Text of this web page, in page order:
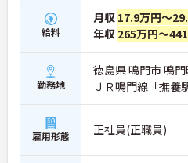
■ 安定収入を目指せる待遇
各種手当や賞与実績があります
・賞与計4.00ヶ月の過去実績
・夜勤手当支給
・皆勤手当あり
→ 安定した収入形成を目指せる環
給料
月収 17.9万円～
年収 265万円～
勤務地
徳島県 鳴門市 鳴
ＪＲ鳴門線「撫養
雇用形態 正社員(正職員)